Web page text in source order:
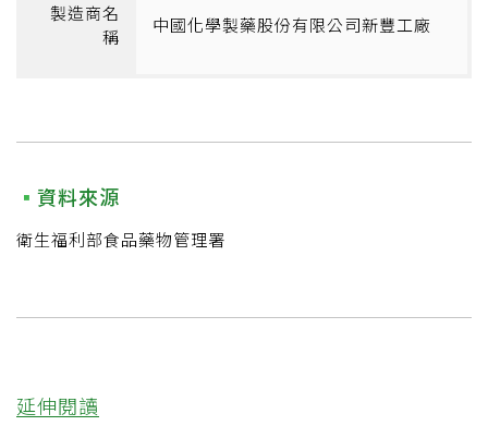
製造商名
稱
中國化學製藥股份有限公司新豐工廠
資料來源
衛生福利部食品藥物管理署
延伸閱讀